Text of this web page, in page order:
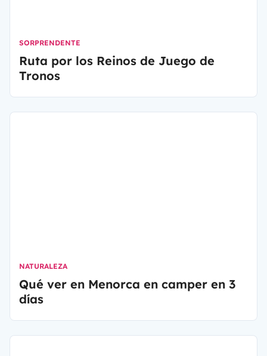
SORPRENDENTE
Ruta por los Reinos de Juego de
Tronos
NATURALEZA
Qué ver en Menorca en camper en 3
días